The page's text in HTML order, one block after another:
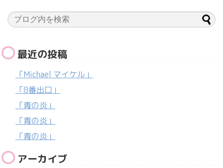
最近の投稿
「Michael マイケル」
「8番出口」
「青の炎」
「青の炎」
「青の炎」
アーカイブ